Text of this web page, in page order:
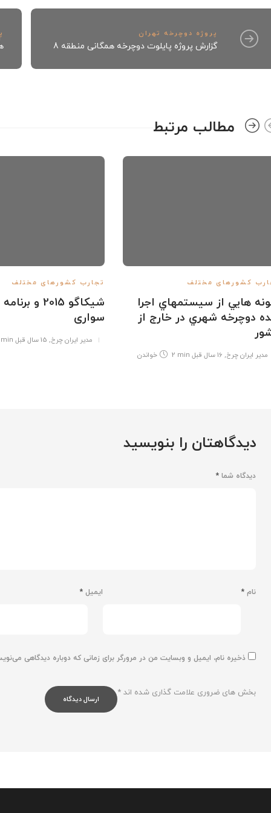
پروژه دوچرخه تهران
گزارش پروژه پایلوت دوچرخه همگانی منطقه 8
مطالب مرتبط
کشورهای مختلف
هايي از سيستمهاي اجرا
دوچرخه شهري در خارج از
مدیر ایران چرخ, 16 سال قبل 2 min خواندن
تجارب کشورهای مختلف
شیکاگو 2015 و
سواری
مدیر ایران چرخ, 15 سال قبل
دیدگاهتان را بنویسید
دیدگاه شما *
نام * ایمیل *
ذخیره نام، ایمیل و وبسایت من در مرورگر برای زمانی که دوباره دیدگاهی
بخش های ضروری علامت گذاری شده اند *